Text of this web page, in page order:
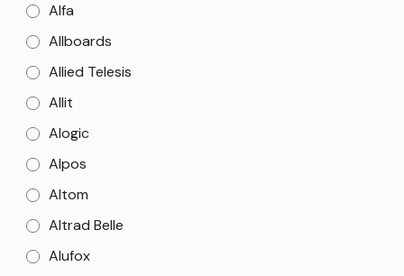
Alfa
Allboards
Allied Telesis
Allit
Alogic
Alpos
Altom
Altrad Belle
Alufox